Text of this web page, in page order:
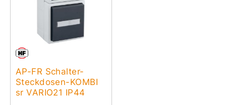
AP-FR Schalter-
Steckdosen-KOMBI
sr VARIO21 IP44